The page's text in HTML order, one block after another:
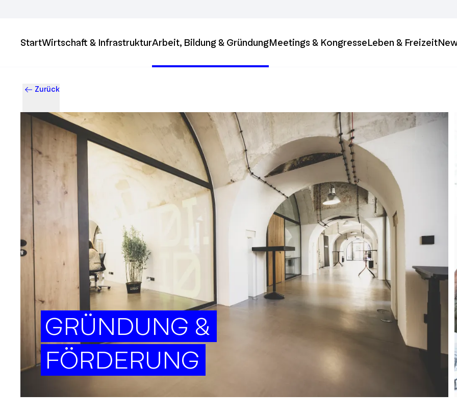
StartWirtschaft & InfrastrukturArbeit, Bildung & GründungMeetings & KongresseLeben & Freizeit
Zurück
Business & Innovation in Ingolstadt – Der Standort mit Zukunft
GRÜNDUNG &
FÖRDERUNG